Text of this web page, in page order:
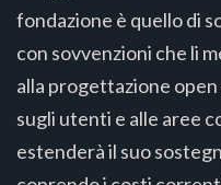
fondazione è quello di
con sovvenzioni che li
alla progettazione
sugli utenti e alle aree
estenderà il suo